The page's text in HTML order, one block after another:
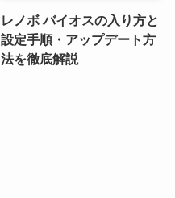
レノボ バイオスの入り方と
設定手順・アップデート方
法を徹底解説